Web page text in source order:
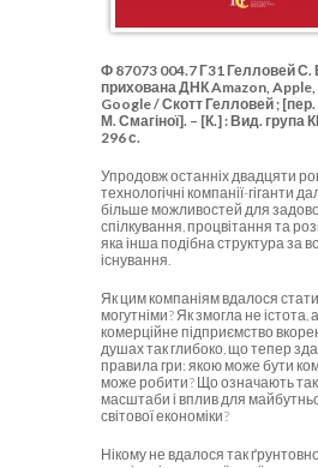
Ф 87073 004.7 Г31 Гелловей С.
прихована ДНКAmazon Apple
Google/ Скотт Гелловей ; [пер.
М. Смагіної]. – [К.] : Вид. група
296 с.
Упродовж останніх двадцяти
технологічні компанії-гіганти
більше можливостей для
спілкування, процвітання та
яка інша подібна структура за
існування.
Як цим компаніям вдалося стати
могутніми? Як змогла не істота,
комерційне підприємство
душах так глибоко, що тепер
правила гри: якою може бути
може робити? Що означають
масштаби і вплив для
світової економіки?
Нікому не вдалося так